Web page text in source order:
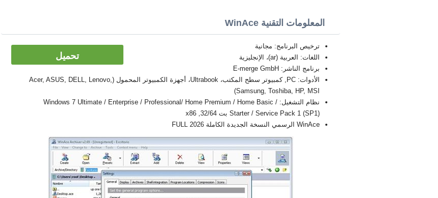
المعلومات التقنية WinAce
تحميل
ترخيص البرنامج: مجانية
اللغات: العربية (ar)، الإنجليزية
برنامج الناشر: E-merge GmbH
الأدوات: PC, كمبيوتر سطح المكتب، Ultrabook، أجهزة الكمبيوتر المحمول (Acer, ASUS, DELL, Lenovo,
Samsung, Toshiba, HP, MSI)
نظام التشغيل: Windows 7 Ultimate / Enterprise / Professional/ Home Premium / Home Basic /
Starter / Service Pack 1 (SP1) بت 32/64, x86
WinAce الرسمي النسخة الجديدة الكاملة FULL 2026